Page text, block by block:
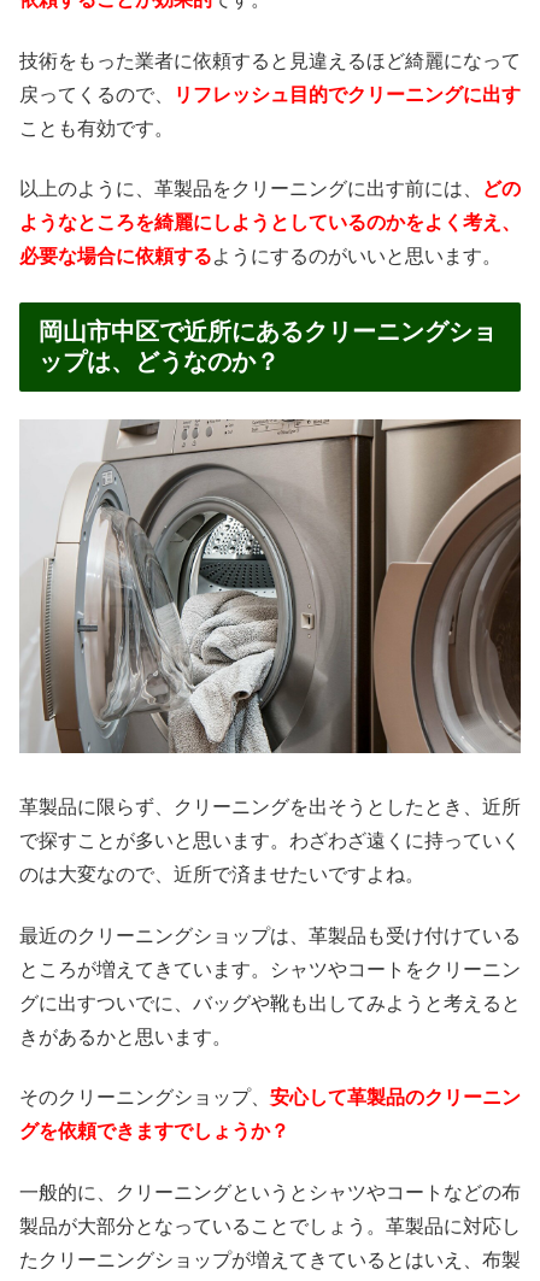
技術をもった業者に依頼すると見違えるほど綺麗になって
戻ってくるので、
リフレッシュ目的でクリーニングに出す
ことも有効です。
以上のように、革製品をクリーニングに出す前には、
どの
ようなところを綺麗にしようとしているのかをよく考え、
必要な場合に依頼するようにするのがいいと思います。
岡山市中区で近所にあるクリーニングショ
ップは、どうなのか？
革製品に限らず、クリーニングを出そうとしたとき、近所
で探すことが多いと思います。わざわざ遠くに持っていく
のは大変なので、近所で済ませたいですよね。
最近のクリーニングショップは、革製品も受け付けている
ところが増えてきています。シャツやコートをクリーニン
グに出すついでに、バッグや靴も出してみようと考えると
きがあるかと思います。
そのクリーニングショップ、 安心して革製品のクリーニン
グを依頼できますでしょうか？
一般的に、クリーニングというとシャツやコートなどの布
製品が大部分となっていることでしょう。革製品に対応し
たクリーニングショップが増えてきているとはいえ、布製